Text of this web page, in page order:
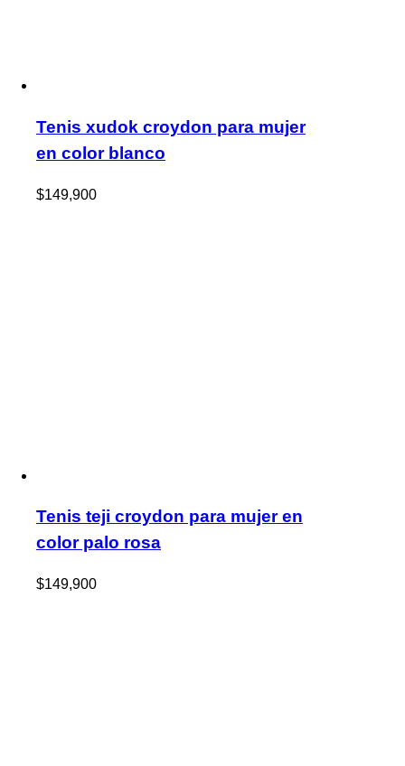
Tenis xudok croydon para mujer
en color blanco
$149,900
Tenis teji croydon para mujer en
color palo rosa
$149,900